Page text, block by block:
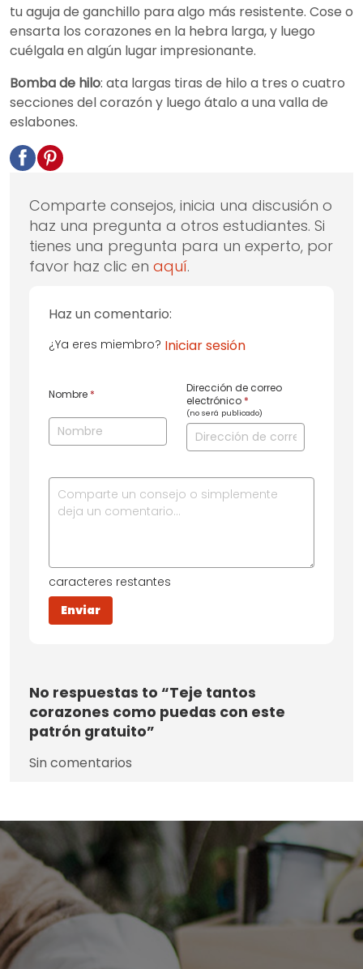
tu aguja de ganchillo para algo más resistente. Cose o
ensarta los corazones en la hebra larga, y luego
cuélgala en algún lugar impresionante.
Bomba de hilo: ata largas tiras de hilo a tres o cuatro
secciones del corazón y luego átalo a una valla de
eslabones.
Comparte consejos, inicia una discusión o
haz una pregunta a otros estudiantes. Si
tienes una pregunta para un experto, por
favor haz clic en aquí.
Haz un comentario:
¿Ya eres miembro? Iniciar sesión
Nombre *
Dirección de correo
electrónico *
(no será publicado)
caracteres restantes
No respuestas to “Teje tantos
corazones como puedas con este
patrón gratuito”
Sin comentarios